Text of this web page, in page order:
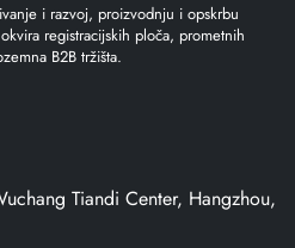
i razvoj, proizvodnju i opskrbu
registracijskih ploča, prometnih
B2B tržišta.
Tiandi Center, Hangzhou,